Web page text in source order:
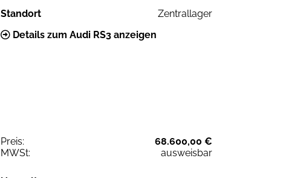
Standort
Zentrallager
Details zum Audi RS3 anzeigen
Preis:
68.600,00 €
MWSt:
ausweisbar